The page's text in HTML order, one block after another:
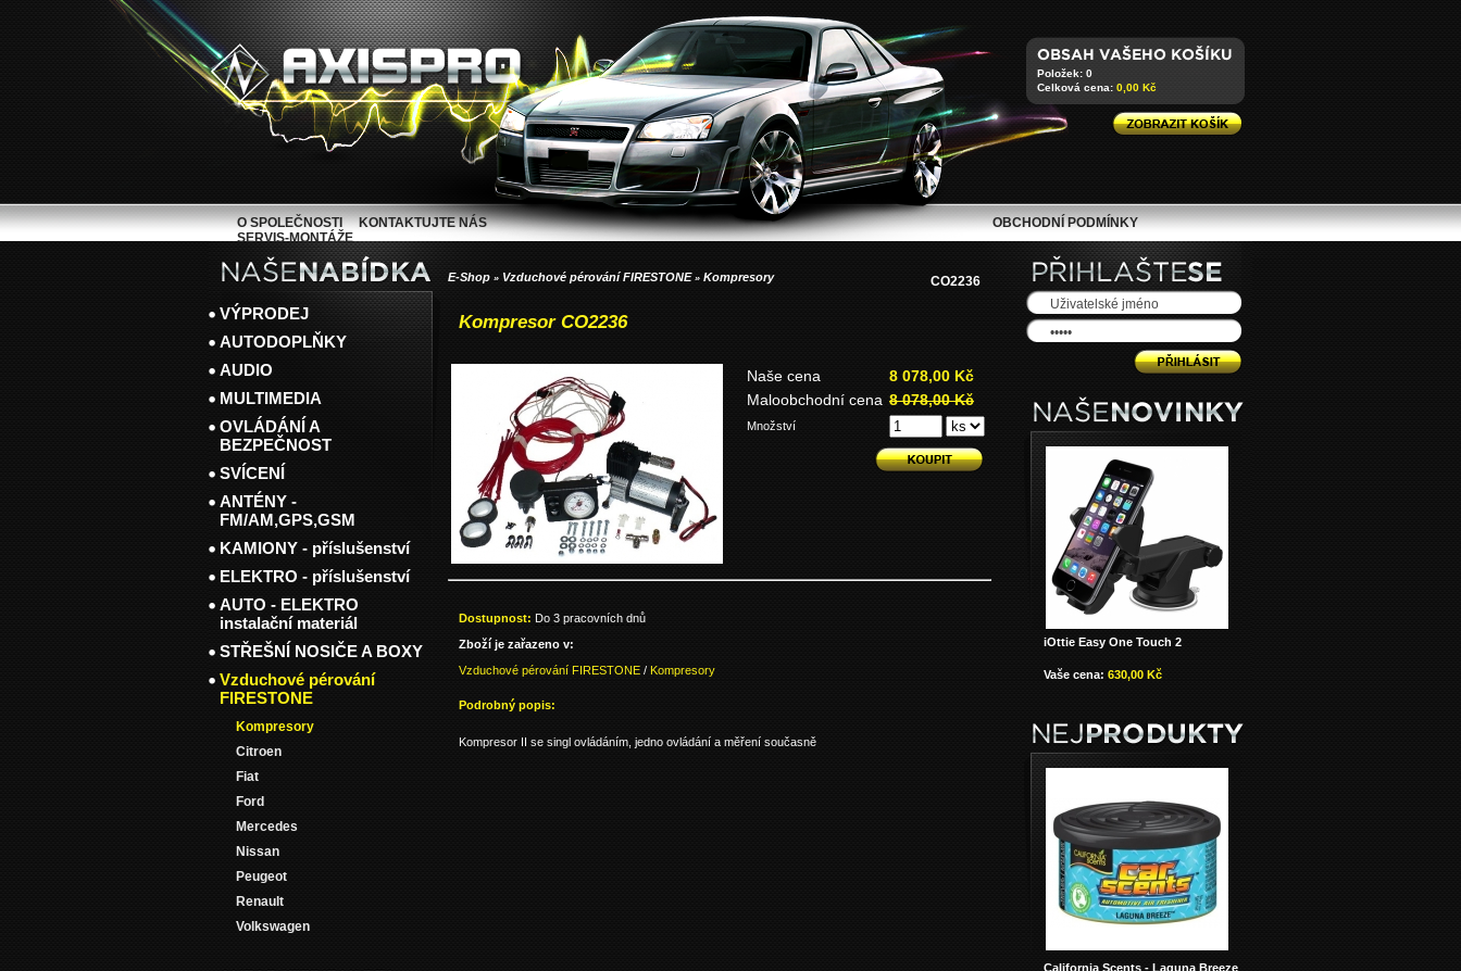
E-Shop » Vzduchové pérování FIRESTONE» Kompresory
Kompresor CO2236
CO2236
Naše cena
8 078,00 Kč
Maloobchodní cena 8 078,00 Kč
Množství
Dostupnost: Do 3 pracovních dnů
Zboží je zařazeno v:
Vzduchové pérování FIRESTONE / Kompresory
Podrobný popis:
Kompresor II se singl ovládáním, jedno ovládání a měření současně
VÝPRODEJ
AUTODOPLŇKY
AUDIO
MULTIMEDIA
OVLÁDÁNÍ A
BEZPEČNOST
SVÍCENÍ
ANTÉNY -
FM/AM,GPS,GSM
KAMIONY - příslušenství
ELEKTRO - příslušenství
AUTO - ELEKTRO
instalační materiál
STŘEŠNÍ NOSIČE A BOXY
Vzduchové pérování
FIRESTONE
Kompresory
Citroen
Fiat
Ford
Mercedes
Nissan
Peugeot
Renault
Volkswagen
iOttie Easy One Touch 2
Vaše cena: 630,00 Kč
California Scents - Laguna Breeze
O SPOLEČNOSTI KONTAKTUJTE NÁS
OBCHODNÍ PODMÍNKY
SERVIS-MONTÁŽE
Položek: 0
Celková cena: 0,00 Kč